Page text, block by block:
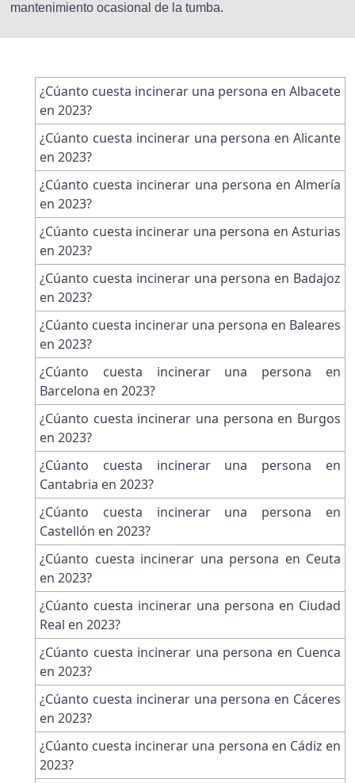
mantenimiento ocasional de la tumba.
¿Cúanto cuesta incinerar una persona en Albacete
en 2023?
¿Cúanto cuesta incinerar una persona en Alicante
en 2023?
¿Cúanto cuesta incinerar una persona en Almería
en 2023?
¿Cúanto cuesta incinerar una persona en Asturias
en 2023?
¿Cúanto cuesta incinerar una persona en Badajoz
en 2023?
¿Cúanto cuesta incinerar una persona en Baleares
en 2023?
¿Cúanto cuesta incinerar una persona en
Barcelona en 2023?
¿Cúanto cuesta incinerar una persona en Burgos
en 2023?
¿Cúanto cuesta incinerar una persona en
Cantabria en 2023?
¿Cúanto cuesta incinerar una persona en
Castellón en 2023?
¿Cúanto cuesta incinerar una persona en Ceuta
en 2023?
¿Cúanto cuesta incinerar una persona en Ciudad
Real en 2023?
¿Cúanto cuesta incinerar una persona en Cuenca
en 2023?
¿Cúanto cuesta incinerar una persona en Cáceres
en 2023?
¿Cúanto cuesta incinerar una persona en Cádiz en
2023?